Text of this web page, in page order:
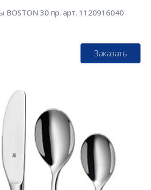
BOSTON 30 пр. арт. 1120916040
Заказать